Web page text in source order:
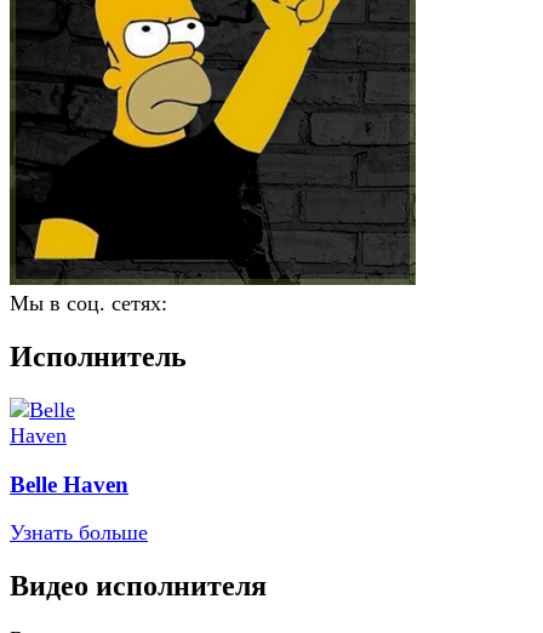
Мы в соц. сетях:
Исполнитель
Belle Haven
Узнать больше
Видео исполнителя